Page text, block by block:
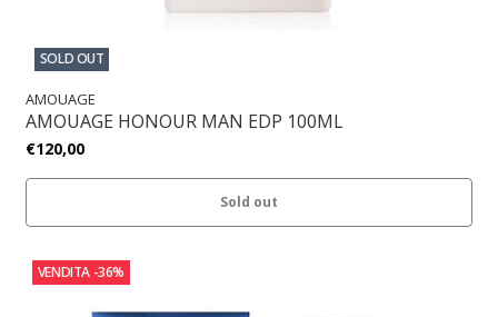
SOLD OUT
AMOUAGE
AMOUAGE HONOUR MAN EDP 100ML
€120,00
Sold out
VENDITA -36%